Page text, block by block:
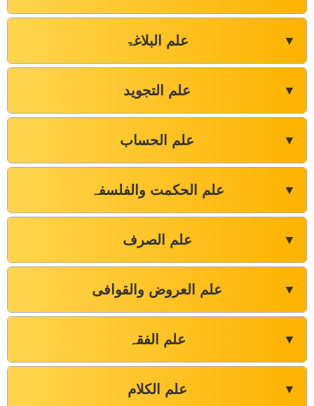
علم البلاغۃ ▼
علم التجوید ▼
علم الحساب ▼
علم الحکمت والفلسفہ ▼
علم الصرف ▼
علم العروض والقوافی ▼
علم الفقہ ▼
علم الکلام ▼